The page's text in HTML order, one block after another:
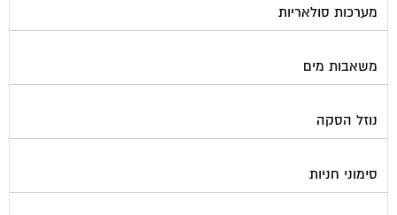
מערכות סולאריות
משאבות מים
נוזל הסקה
סימוני חניות